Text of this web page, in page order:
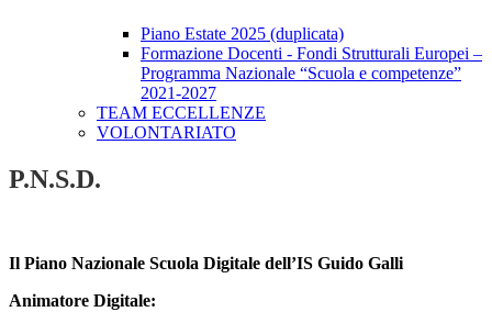
Piano Estate 2025 (duplicata)
Formazione Docenti - Fondi Strutturali Europei –
Programma Nazionale “Scuola e competenze”
2021-2027
TEAM ECCELLENZE
VOLONTARIATO
P.N.S.D.
Il Piano Nazionale Scuola Digitale dell’IS Guido Galli
Animatore Digitale: